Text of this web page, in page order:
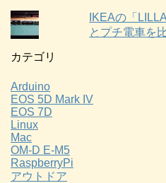
IKEAの「
とプチ電車を
カテゴリ
Arduino
EOS 5D Mark IV
EOS 7D
Linux
Mac
OM-D E-M5
RaspberryPi
アウトドア